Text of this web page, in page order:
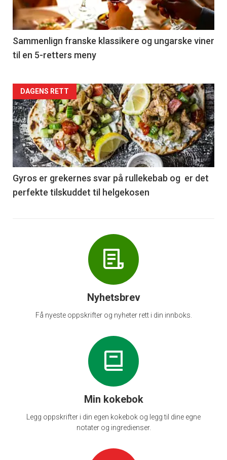
-
5
Sammenlign franske klassikere og ungarske viner
til en 5-retters meny
Forsiden
akkurat
nå
-
6
DAGENS RETT
Gyros er grekernes svar på rullekebab og er det
perfekte tilskuddet til helgekosen
Nyhetsbrev
Få nyeste oppskrifter og nyheter rett i din innboks.
Min kokebok
Legg oppskrifter i din egen kokebok og legg til dine egne
notater og ingredienser.